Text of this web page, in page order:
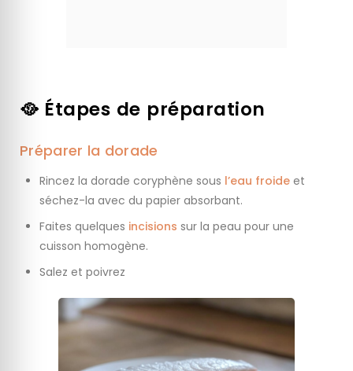
🥘 Étapes de préparation
Préparer la dorade
Rincez la dorade coryphène sous l’eau froide et
séchez-la avec du papier absorbant.
Faites quelques incisions sur la peau pour une
cuisson homogène.
Salez et poivrez